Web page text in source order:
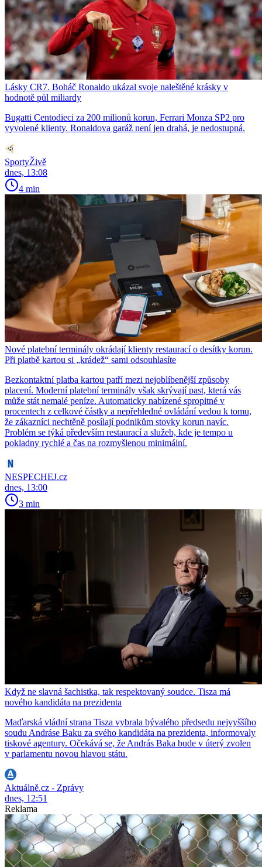
Lásky CR7. Boháč Ronaldo ukázal svoje naleštěné krásky v
hodnotě půl miliardy
Bugatti Centodieci za 200 milionů korun, Ferrari Monza SP2 pro
vyvolené klienty. Ronaldova garáž není jen drahá, je nedostupná.
SportyŽivě
dnes, 13:08
4 min
Nové platební terminály okrádají klienty restaurací o desítky korun.
Při platbě kartou si „krádež“ sami odsouhlasíte
Bezkontaktní platba kartou patří mezi nejoblíbenější způsoby
placení. Moderní platební terminály však skrývají past, která vás
může stát nemalé peníze. Automaticky nabízené spropitné v
procentech z celkové částky a nepřehledné ovládání vedou k tomu,
že zákazníci nechtěně posílají podnikům stovky korun navíc.
Problém se týká především restaurací a služeb, kde je tempo u
pokladny rychlé a čas na rozmyšlenou minimální.
NESPECHEJ.cz
dnes, 13:00
3 min
Když ne slavná šachistka, tak respektovaný soudce. Tisza má
nového kandidáta na prezidenta
Maďarská vládní strana Tisza vybrala bývalého předsedu nejvyššího
soudu Andráse Baku za svého kandidáta na prezidenta, informovaly
tiskové agentury. Očekává se, že András Baka bude v úterý zvolen
v parlamentu novou hlavou státu.
Aktuálně.cz - Zprávy
dnes, 12:51
Reklama